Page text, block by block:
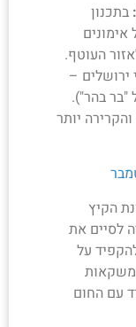
בתכנון
העוטף.
ירושלים –
"בר בהר").
יותר
הקיץ
לסיים את
09:00. חובה להקפיד על
עם החום